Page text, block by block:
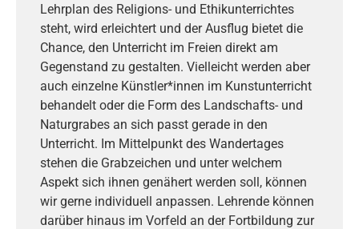
Lehrplan des Religions- und Ethikunterrichtes
steht, wird erleichtert und der Ausflug bietet die
Chance, den Unterricht im Freien direkt am
Gegenstand zu gestalten. Vielleicht werden aber
auch einzelne Künstler*innen im Kunstunterricht
behandelt oder die Form des Landschafts- und
Naturgrabes an sich passt gerade in den
Unterricht. Im Mittelpunkt des Wandertages
stehen die Grabzeichen und unter welchem
Aspekt sich ihnen genähert werden soll, können
wir gerne individuell anpassen. Lehrende können
darüber hinaus im Vorfeld an der Fortbildung zur